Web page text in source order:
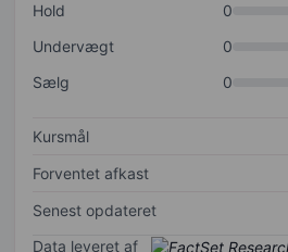
Hold
0
Undervægt
0
Sælg
0
Kursmål
Forventet afkast
Senest opdateret
Data leveret af